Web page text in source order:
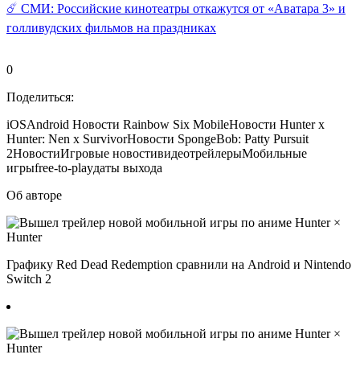
☄️ СМИ: Российские кинотеатры откажутся от «Аватара 3» и
голливудских фильмов на праздниках
0
Поделиться:
iOSAndroid Новости Rainbow Six MobileНовости Hunter x
Hunter: Nen x SurvivorНовости SpongeBob: Patty Pursuit
2НовостиИгровые новостивидеотрейлерыМобильные
игрыfree-to-playдаты выхода
Об авторе
Графику Red Dead Redemption сравнили на Android и Nintendo
Switch 2